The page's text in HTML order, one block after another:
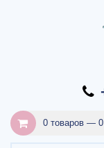
0 товаров — 0